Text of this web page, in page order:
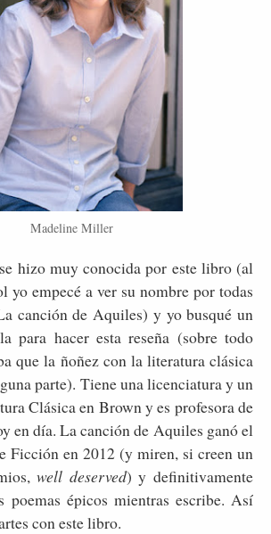
Madeline Miller
hizo muy conocida por este libro (al
yo empecé a ver su nombre por todas
canción de Aquiles) y yo busqué un
para hacer esta reseña (sobre todo
que la ñoñez con la literatura clásica
parte). Tiene una licenciatura y un
Clásica en Brown y es profesora de
en día. La canción de Aquiles ganó el
Ficción en 2012 (y miren, si creen un
well deserved) y definitivamente
poemas épicos mientras escribe. Así
con este libro.